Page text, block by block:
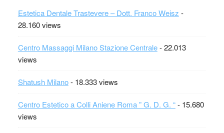
Estetica Dentale Trastevere – Dott. Franco Weisz -
28.160 views
Centro Massaggi Milano Stazione Centrale- 22.013
views
Shatush Milano- 18.333 views
Centro Estetico a Colli Aniene Roma ” G. D. G. “- 15.680
views